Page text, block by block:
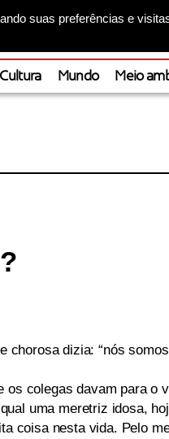
suas preferências e
Cultura Mundo Meio
chorosa dizia: “nós
os colegas davam para o
uma meretriz idosa,
coisa nesta vida. Pelo